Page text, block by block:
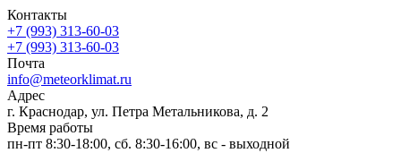
Контакты
+7 (993) 313-60-03
+7 (993) 313-60-03
Почта
info@meteorklimat.ru
Адрес
г. Краснодар, ул. Петра Метальникова, д. 2
Время работы
пн-пт 8:30-18:00, сб. 8:30-16:00, вс - выходной